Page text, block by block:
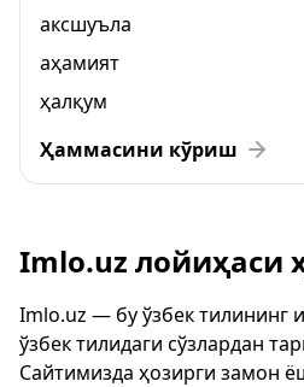
аксшуъла
аҳамият
ҳалқум
Ҳаммасини кўриш
Imlo.uz лойиҳаси
Imlo.uz — бу ўзбек тилининг
ўзбек тилидаги сўзлардан
Сайтимизда ҳозирги замон